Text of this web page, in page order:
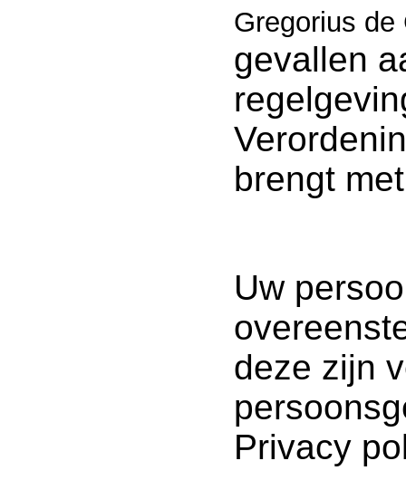
Gregorius
gevallen
brengt
Uw
deze zijn
Privacy